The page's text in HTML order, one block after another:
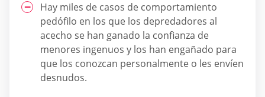
Hay miles de casos de comportamiento
pedófilo en los que los depredadores al
acecho se han ganado la confianza de
menores ingenuos y los han engañado para
que los conozcan personalmente o les envíen
desnudos.